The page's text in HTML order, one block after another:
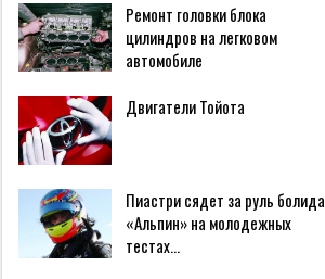
Ремонт головки блока
цилиндров на легковом
автомобиле
Двигатели Тойота
Пиастри сядет за руль болида
«Альпин» на молодежных
тестах…